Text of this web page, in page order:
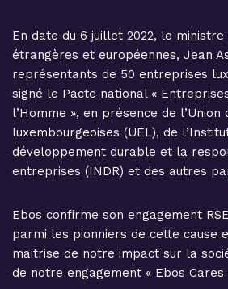
En date du 6 juillet 2022, le
étrangères et européennes, Jean
représentants de 50 entreprises
signé le Pacte national «
l’Homme », en présence de
luxembourgeoises (UEL), de
développement durable et la
entreprises (INDR) et des autres
Ebos confirme son engagement
parmi les pionniers de cette cause
maitrise de notre impact sur la
de notre engagement « Ebos Cares